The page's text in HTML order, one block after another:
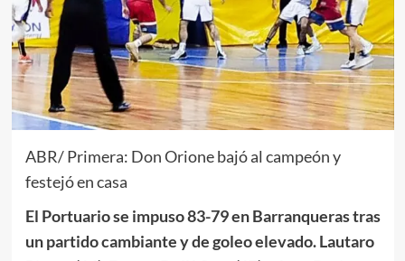
ABR/ Primera: Don Orione bajó al campeón y
festejó en casa
El Portuario se impuso 83-79 en Barranqueras tras
un partido cambiante y de goleo elevado. Lautaro